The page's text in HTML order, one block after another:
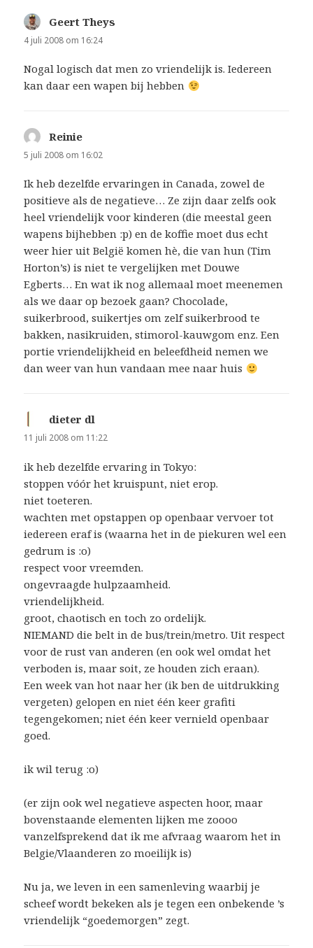
Geert Theys
4 juli 2008 om 16:24
Nogal logisch dat men zo vriendelijk is. Iedereen
kan daar een wapen bij hebben
Reinie
5 juli 2008 om 16:02
Ik heb dezelfde ervaringen in Canada, zowel de
positieve als de negatieve… Ze zijn daar zelfs ook
heel vriendelijk voor kinderen (die meestal geen
wapens bijhebben :p) en de koffie moet dus echt
weer hier uit België komen hè, die van hun (Tim
Horton’s) is niet te vergelijken met Douwe
Egberts… En wat ik nog allemaal moet meenemen
als we daar op bezoek gaan? Chocolade,
suikerbrood, suikertjes om zelf suikerbrood te
bakken, nasikruiden, stimorol-kauwgom enz. Een
portie vriendelijkheid en beleefdheid nemen we
dan weer van hun vandaan mee naar huis
dieter dl
11 juli 2008 om 11:22
ik heb dezelfde ervaring in Tokyo:
stoppen vóór het kruispunt, niet erop.
niet toeteren.
wachten met opstappen op openbaar vervoer tot
iedereen eraf is (waarna het in de piekuren wel een
gedrum is :o)
respect voor vreemden.
ongevraagde hulpzaamheid.
vriendelijkheid.
groot, chaotisch en toch zo ordelijk.
NIEMAND die belt in de bus/trein/metro. Uit respect
voor de rust van anderen (en ook wel omdat het
verboden is, maar soit, ze houden zich eraan).
Een week van hot naar her (ik ben de uitdrukking
vergeten) gelopen en niet één keer grafiti
tegengekomen; niet één keer vernield openbaar
goed.
ik wil terug :o)
(er zijn ook wel negatieve aspecten hoor, maar
bovenstaande elementen lijken me zoooo
vanzelfsprekend dat ik me afvraag waarom het in
Belgie/Vlaanderen zo moeilijk is)
Nu ja, we leven in een samenleving waarbij je
scheef wordt bekeken als je tegen een onbekende ’s
vriendelijk “goedemorgen” zegt.